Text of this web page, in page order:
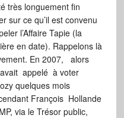
très longuement fin
sur ce qu’il est convenu
l’Affaire Tapie (la
en date). Rappelons là
En 2007, alors
avait appelé à voter
quelques mois
François Hollande
via le Trésor public,